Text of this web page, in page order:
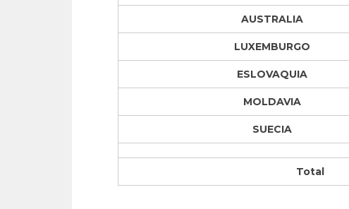
AUSTRALIA
LUXEMBURGO
ESLOVAQUIA
MOLDAVIA
SUECIA
Total